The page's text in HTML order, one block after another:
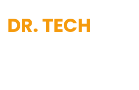
DR. TECH